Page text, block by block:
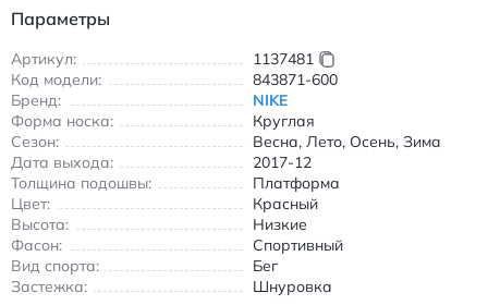
выполнены из высококачественного текстиля с
синтетическими вставками, что делает их легкими и
дышащими. Резиновая подошва с технологией амортизации
обеспечивает надежное сцепление с любой поверхностью и
поглощает ударные нагрузки при беге или длительной
ходьбе.
Дизайн в красно-черной цветовой гамме сочетает
спортивный характер и стильный внешний вид, делая обувь
универсальной для повседневной носки. Круглый носок и
низкий профиль обеспечивают комфорт при движении, а
система автоматической фиксации позволяет быстро
настроить обувь под форму стопы. Подходит для всех
сезонов благодаря продуманной вентиляции и износостойким
материалам.
Параметры
Артикул:
1137481
Код модели:
843871-600
Бренд:
NIKE
Форма носка:
Круглая
Сезон:
Весна, Лето, Осень, Зима
Дата выхода:
2017-12
Толщина подошвы:
Платформа
Цвет:
Красный
Высота:
Низкие
Фасон:
Спортивный
Вид спорта:
Бег
Застежка:
Шнуровка